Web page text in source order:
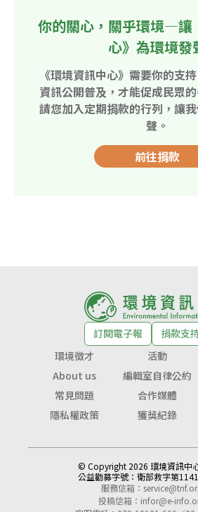
你的關心，關乎環境—讓
心》為環境發
《環境資訊中心》需要你的支
資訊公開普及，才能促成民眾
請您加入定期捐款的行列，讓
聲。
前往捐款
訂閱電子報
捐款支
環境徵才
活動
About us
編輯室自律公約
常見問題
合作媒體
隱私權政策
獲獎紀錄
© Copyright 2026 環境資訊中
公益勸募字號： 衛部救字第
服務信箱：
投稿信箱： infor@e-